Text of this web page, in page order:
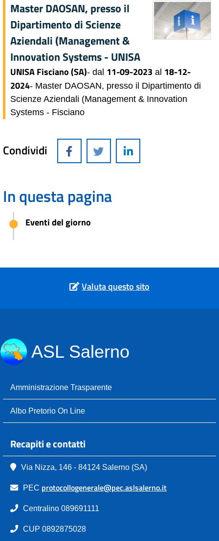
Master DAOSAN, presso il
Dipartimento di Scienze
Aziendali (Management &
Innovation Systems - UNISA
UNISA Fisciano (SA)- dal 11-09-2023 al 18-12-
2024- Master DAOSAN, presso il Dipartimento di
Scienze Aziendali (Management & Innovation
Systems - Fisciano
Condividi
In questa pagina
Eventi del giorno
Valuta questo sito
ASL Salerno
Amministrazione Trasparente
Albo Pretorio On Line
Recapiti e contatti
Via Nizza, 146 - 84124 Salerno (SA)
PEC protocollogenerale@pec.aslsalerno.it
Centralino 089691111
CUP 0892875028